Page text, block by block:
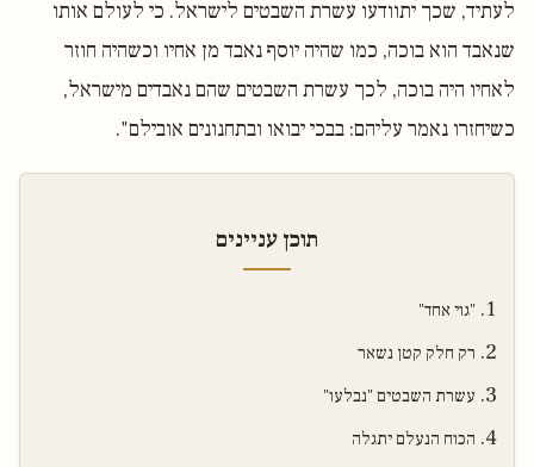
לעתיד, שכך יתוודעו עשרת השבטים לישראל. כי לעולם אותו
שנאבד הוא בוכה, כמו שהיה יוסף נאבד מן אחיו וכשהיה חוזר
לאחיו היה בוכה, לכך עשרת השבטים שהם נאבדים מישראל,
כשיחזרו נאמר עליהם: בבכי יבואו ובתחנונים אובילם".
תוכן עניינים
"גוי אחד"
רק חלק קטן נשאר
עשרת השבטים "נבלעו"
הכוח הנעלם יתגלה